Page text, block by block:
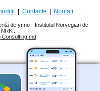
Contacte Noutati
de yr.no - Institutul Norvegian de
NRK
Consulting.md